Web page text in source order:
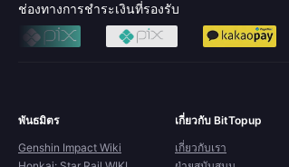
ช่องทางการชำระเงินที่รองรับ
พันธมิตร
Genshin Impact Wiki
เกี่ยวกับ BitTopup
เกี่ยวกับเรา